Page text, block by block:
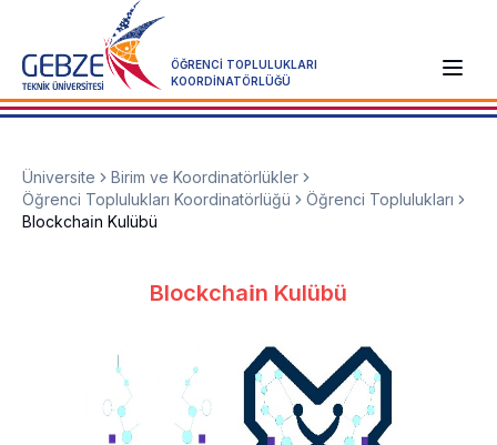
ÖĞRENCİ TOPLULUKLARI
KOORDİNATÖRLÜĞÜ
Üniversite
Birim ve Koordinatörlükler
Öğrenci Toplulukları Koordinatörlüğü
Öğrenci Toplulukları
Blockchai̇n Kulübü
Blockchai̇n Kulübü